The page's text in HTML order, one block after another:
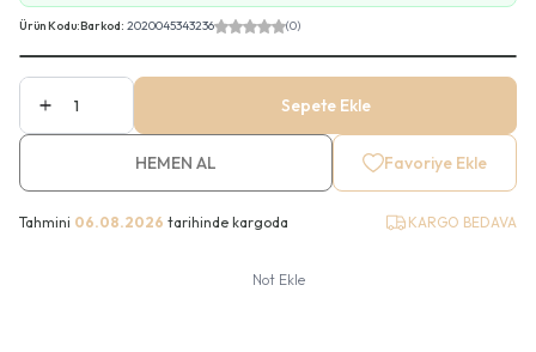
Ürün Kodu:Barkod: 2020045343236 (0)
Sepete Ekle
HEMEN AL Favoriye Ekle
Tahmini 06.08.2026 tarihinde kargoda KARGO BEDAVA
Not Ekle